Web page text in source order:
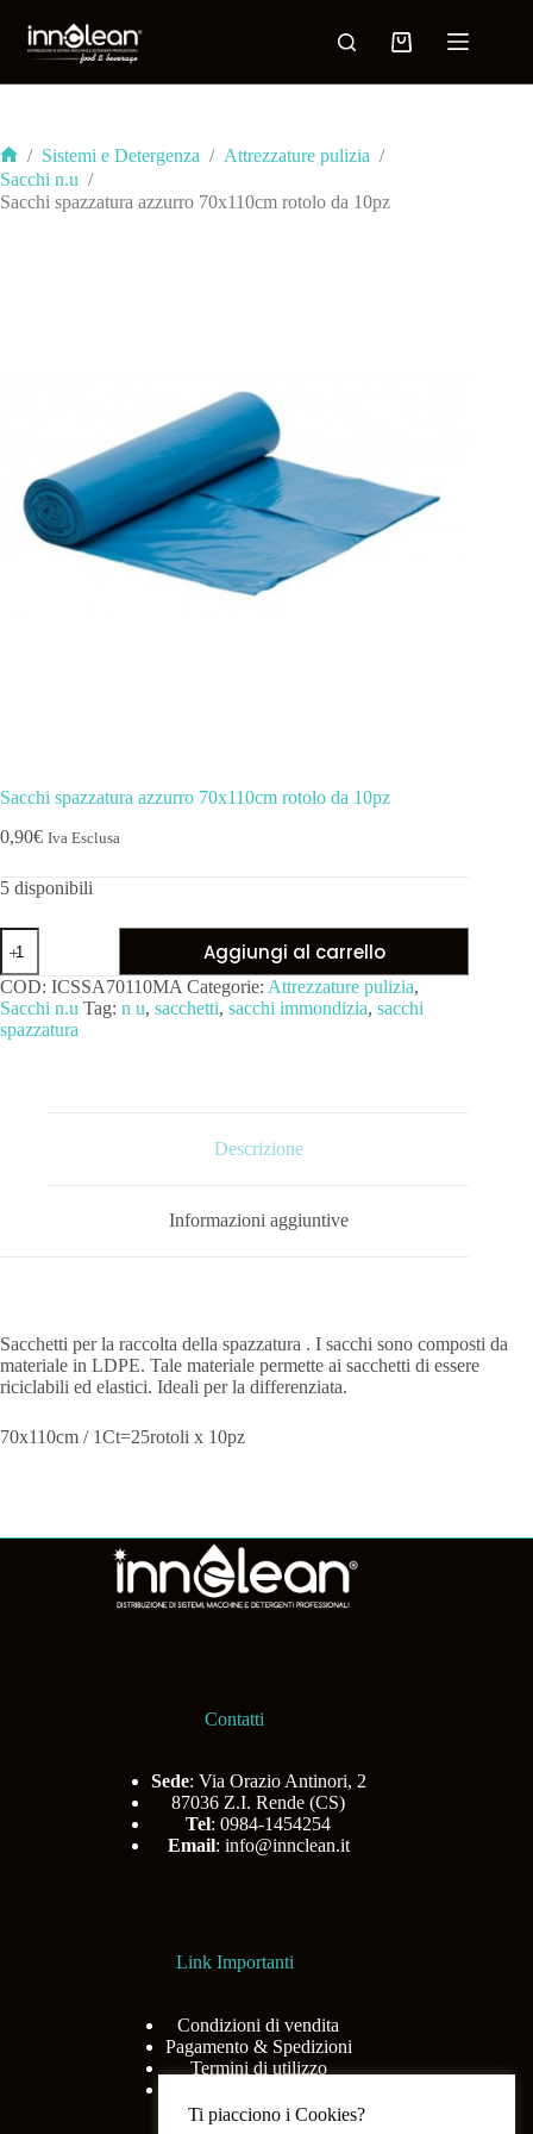
/ Sistemi e Detergenza / Attrezzature pulizia /
Sacchi n.u /
Sacchi spazzatura azzurro 70x110cm rotolo da 10pz
Sacchi spazzatura azzurro 70x110cm rotolo da 10pz
0,90€ Iva Esclusa
5 disponibili
Aggiungi al carrello
COD: ICSSA70110MA Categorie: Attrezzature pulizia,
Sacchi n.u Tag: n u, sacchetti, sacchi immondizia, sacchi
spazzatura
Descrizione
Informazioni aggiuntive
Sacchetti per la raccolta della spazzatura . I sacchi sono composti da
materiale in LDPE. Tale materiale permette ai sacchetti di essere
riciclabili ed elastici. Ideali per la differenziata.
70x110cm / 1Ct=25rotoli x 10pz
Contatti
Sede: Via Orazio Antinori, 2
87036 Z.I. Rende (CS)
Tel: 0984-1454254
Email: info@innclean.it
Link Importanti
Condizioni di vendita
Pagamento & Spedizioni
Termini di utilizzo
Ti piacciono i Cookies?